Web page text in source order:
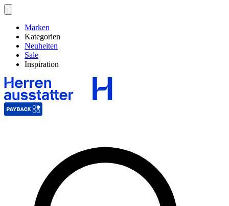
Marken
Kategorien
Neuheiten
Sale
Inspiration